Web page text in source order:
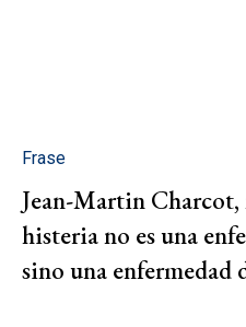
Frase
Jean-Martin
histeria no es una
sino una enfermedad